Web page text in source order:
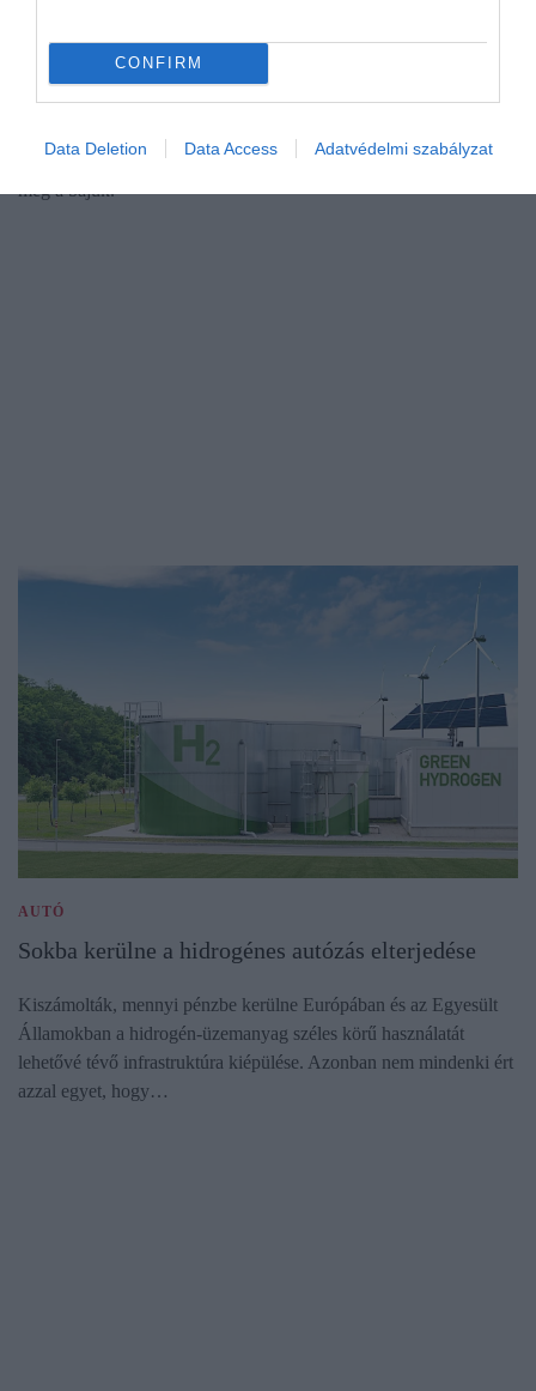
CONFIRM
Data Deletion Data Access Adatvédelmi szabályzat
perelnek
Hidrogénautó-tulajdonosok perlik a Toyotát. Elsősorban nem a
összességében a hidrogénautózással. Főleg a tankolással gyűlt
meg a bajuk.
AUTÓ
Sokba kerülne a hidrogénes autózás elterjedése
Kiszámolták, mennyi pénzbe kerülne Európában és az Egyesült
Államokban a hidrogén-üzemanyag széles körű használatát
lehetővé tévő infrastruktúra kiépülése. Azonban nem mindenki ért
azzal egyet, hogy…